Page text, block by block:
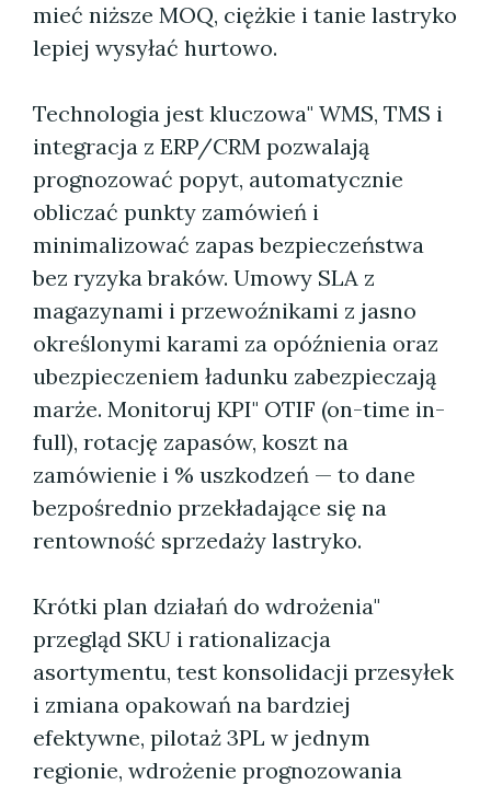
mieć niższe MOQ, ciężkie i tanie lastryko
lepiej wysyłać hurtowo.
Technologia jest kluczowa" WMS, TMS i
integracja z ERP/CRM pozwalają
prognozować popyt, automatycznie
obliczać punkty zamówień i
minimalizować zapas bezpieczeństwa
bez ryzyka braków. Umowy SLA z
magazynami i przewoźnikami z jasno
określonymi karami za opóźnienia oraz
ubezpieczeniem ładunku zabezpieczają
marże. Monitoruj KPI" OTIF (on-time in-
full), rotację zapasów, koszt na
zamówienie i % uszkodzeń — to dane
bezpośrednio przekładające się na
rentowność sprzedaży lastryko.
Krótki plan działań do wdrożenia"
przegląd SKU i rationalizacja
asortymentu, test konsolidacji przesyłek
i zmiana opakowań na bardziej
efektywne, pilotaż 3PL w jednym
regionie, wdrożenie prognozowania